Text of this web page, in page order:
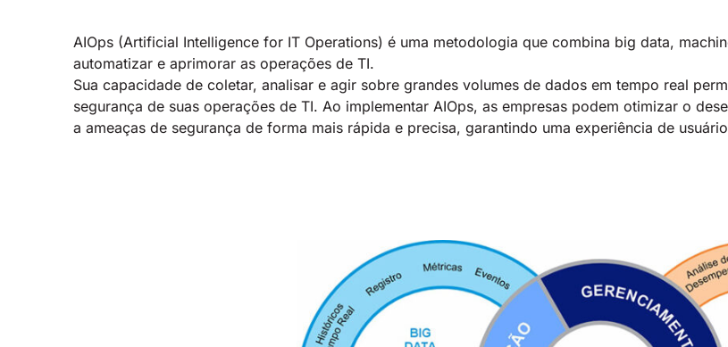
AIOps (Artificial Intelligence for IT Operations) é uma metodologia que combina big data,
automatizar e aprimorar as operações de TI.
Sua capacidade de coletar, analisar e agir sobre grandes volumes de dados em tempo real
segurança de suas operações de TI. Ao implementar AIOps, as empresas podem otimizar o
a ameaças de segurança de forma mais rápida e precisa, garantindo uma experiência de